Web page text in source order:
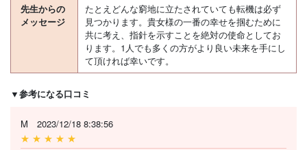
先生からの
メッセージ
たとえどんな窮地に立たされていても転機は必ず
見つかります。貴女様の一番の幸せを掴むために
共に考え、指針を示すことを絶対の使命としてお
ります。1人でも多くの方がより良い未来を手にし
て頂ければ幸いです。
▼参考になる口コミ
M 2023/12/18 8:38:56
★ ★ ★ ★ ★